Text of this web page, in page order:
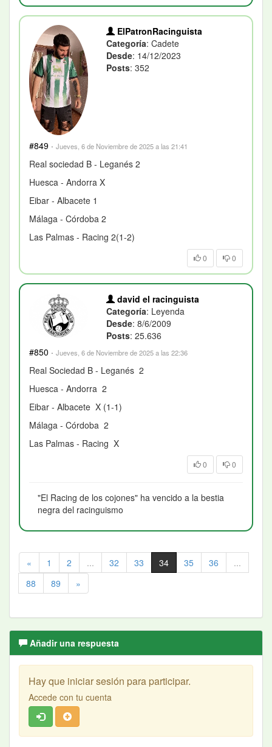
ElPatronRacinguista
Categoría: Cadete
Desde: 14/12/2023
Posts: 352
#849 · Jueves, 6 de Noviembre de 2025 a las 21:41
Real sociedad B - Leganés 2
Huesca - Andorra X
Eibar - Albacete 1
Málaga - Córdoba 2
Las Palmas - Racing 2(1-2)
0 0
david el racinguista
Categoría: Leyenda
Desde: 8/6/2009
Posts: 25.636
#850 · Jueves, 6 de Noviembre de 2025 a las 22:36
Real Sociedad B - Leganés 2
Huesca - Andorra 2
Eibar - Albacete X (1-1)
Málaga - Córdoba 2
Las Palmas - Racing X
0 0
"El Racing de los cojones" ha vencido a la bestia
negra del racinguismo
« 1 2 ... 32 33 34 35 36
...
88
89 »
Añadir una respuesta
Hay que iniciar sesión para participar.
Accede con tu cuenta